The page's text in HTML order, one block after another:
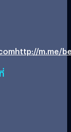
http://m.me/